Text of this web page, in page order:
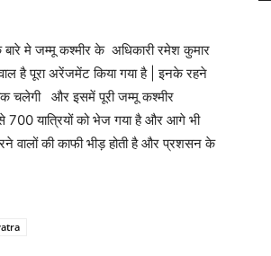
बारे मे जम्मू कश्मीर के अधिकारी रमेश कुमार
है पूरा अरेंजमेंट किया गया है | इनके रहने
चलेगी और इसमें पूरी जम्मू कश्मीर
यात्रियों को भेज गया है और आगे भी
वालों की काफी भीड़ होती है और प्रशसन के